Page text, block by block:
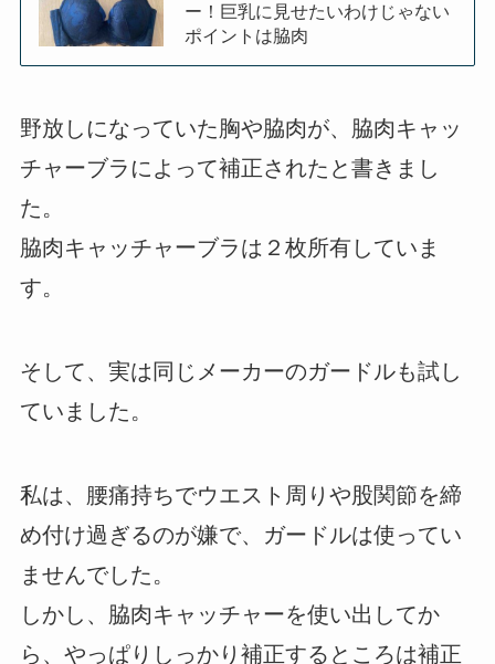
ー！巨乳に見せたいわけじゃない
ポイントは脇肉
野放しになっていた胸や脇肉が、脇肉キャッ
チャーブラによって補正されたと書きまし
た。
脇肉キャッチャーブラは２枚所有していま
す。
そして、実は同じメーカーのガードルも試し
ていました。
私は、腰痛持ちでウエスト周りや股関節を締
め付け過ぎるのが嫌で、ガードルは使ってい
ませんでした。
しかし、脇肉キャッチャーを使い出してか
ら、やっぱりしっかり補正するところは補正